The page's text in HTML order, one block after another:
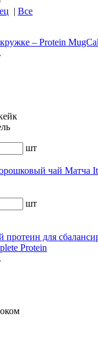
| Все
– Protein
шт
чай Матча
шт
для
Protein